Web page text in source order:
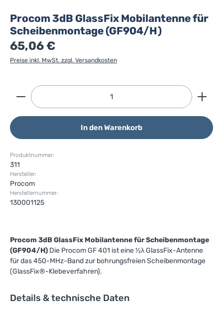
Procom 3dB GlassFix Mobilantenne für
Scheibenmontage (GF904/H)
65,06 €
Preise inkl. MwSt. zzgl. Versandkosten
Produkt Anzahl: Gib den gewünschten Wert ein
In den Warenkorb
Produktnummer:
311
Hersteller:
Procom
Herstellernummer:
130001125
Procom 3dB GlassFix Mobilantenne für Scheibenmontage
(GF904/H) Die Procom GF 401 ist eine ½λ GlassFix-Antenne
für das 450-MHz-Band zur bohrungsfreien Scheibenmontage
(GlassFix®-Klebeverfahren).
Details & technische Daten